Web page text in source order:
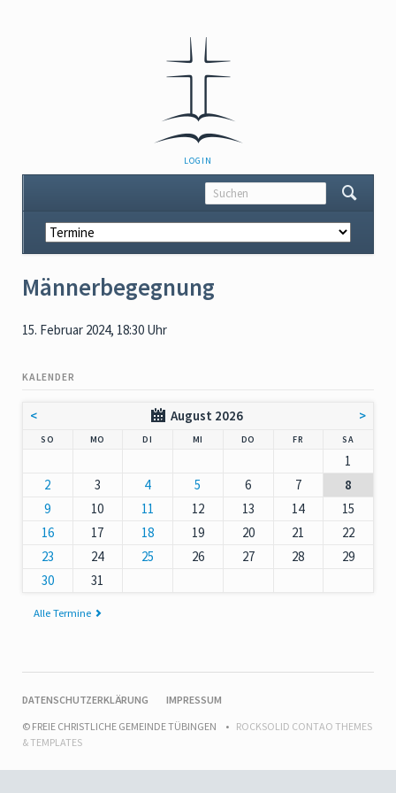
NAVIGATION
ÜBERSPRINGEN
LOGIN
Navigation
überspringen
Männerbegegnung
15. Februar 2024, 18:30 Uhr
KALENDER
< August 2026 >
SO MO DI MI DO NNERSTAG
FR SAMSTAG
1
2
3 4 5 6 7
8
9
10 11 12 13 14
15
16
17 18 19 20 21
22
23
24 25 26 27 28
29
30
31
Alle Termine
NAVIGATION
DATENSCHUTZERKLÄRUNG
IMPRESSUM
© FREIE CHRISTLICHE GEMEINDE TÜBINGEN
ROCKSOLID CONTAO THEMES
& TEMPLATES